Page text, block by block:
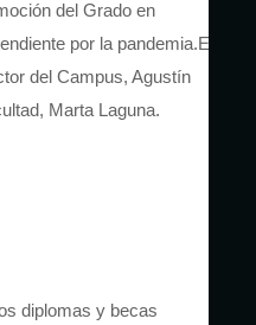
del Grado en
por la pandemia.El
del Campus, Agustín
Marta Laguna.
diplomas y becas